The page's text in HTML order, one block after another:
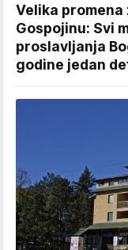
Velika promena
Gospojinu: Svi
proslavljanja
godine jedan